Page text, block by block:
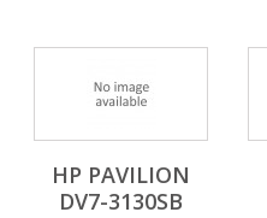
HP PAVILION
DV7-3130SB